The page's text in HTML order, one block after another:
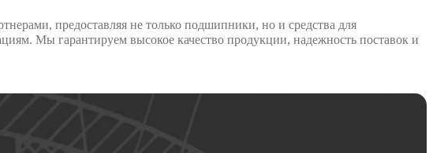
предоставляя не только подшипники, но и средства для
Мы гарантируем высокое качество продукции, надежность поставок и